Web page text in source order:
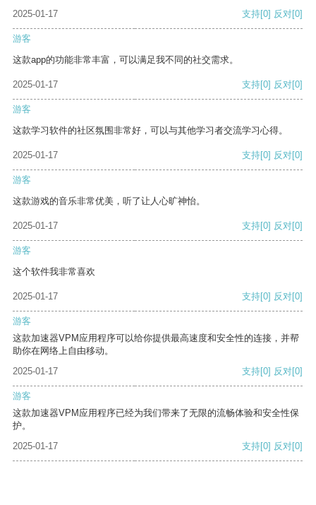
2025-01-17
支持[0] 反对[0]
游客
这款app的功能非常丰富，可以满足我不同的社交需求。
2025-01-17 支持[0] 反对[0]
游客
这款学习软件的社区氛围非常好，可以与其他学习者交流学习心得。
2025-01-17 支持[0] 反对[0]
游客
这款游戏的音乐非常优美，听了让人心旷神怡。
2025-01-17 支持[0] 反对[0]
游客
这个软件我非常喜欢
2025-01-17 支持[0] 反对[0]
游客
这款加速器VPM应用程序可以给你提供最高速度和安全性的连接，并帮
助你在网络上自由移动。
2025-01-17
支持[0] 反对[0]
游客
这款加速器VPM应用程序已经为我们带来了无限的流畅体验和安全性保
护。
2025-01-17
支持[0] 反对[0]